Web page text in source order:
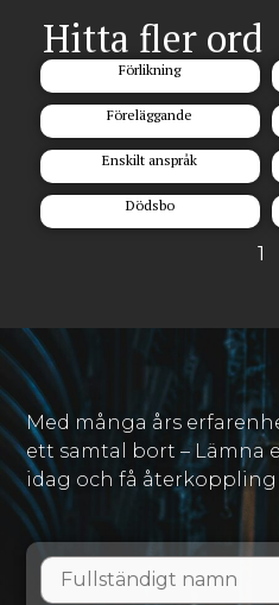
Hitta fler ord
Förlikning
Föreläggande
Enskilt anspråk
Dödsbo
1
Med många års
ett samtal bort – Lämna
idag och få återkoppling